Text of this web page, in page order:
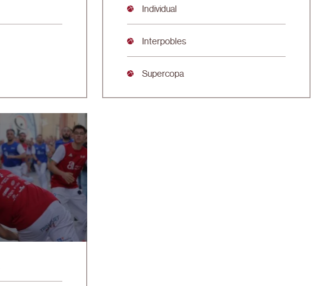
Individual
Interpobles
Supercopa